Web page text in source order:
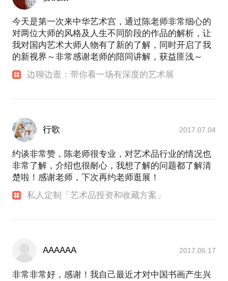
今天是第一次来中华艺术宫，通过陈老师非常细心的
对两位大师的风格及人生不同阶段的作品的解析，让
我对国内艺术大师人物有了新的了解，同时开启了我
的新视界～非常感谢老师的陪同讲解，获益匪浅～
边聊边逛：带你看一场有深度的艺术展
行歌 2017.07.04
约谈非常赞，陈老师很专业，对艺术品行业的情况也
非常了解，介绍也很耐心，我想了解的问题都了解清
楚啦！感谢老师，下次再约老师逛展！
私人定制「艺术品投资和收藏方案」
AAAAAA 2017.06.17
非常非常好，感谢！我自己最近才对中国书画产生兴